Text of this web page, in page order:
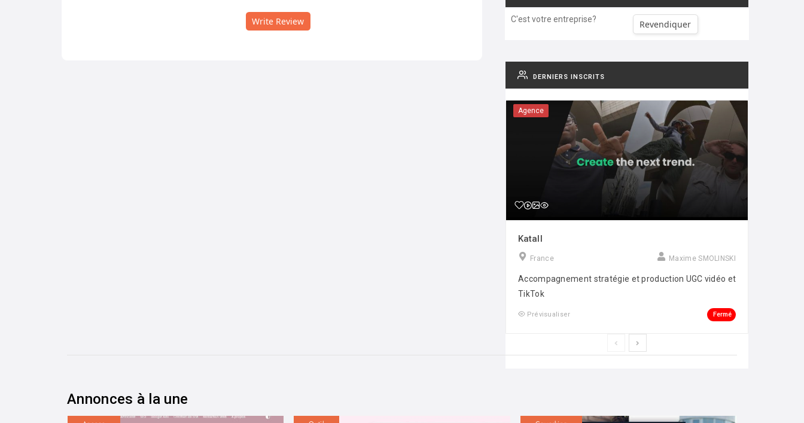
Write Review C'est votre entreprise? Revendiquer
DERNIERS INSCRITS
Agence
Katall
France Maxime SMOLINSKI
Accompagnement stratégie et production UGC vidéo et
TikTok
Prévisualiser Fermé
Annonces à la une